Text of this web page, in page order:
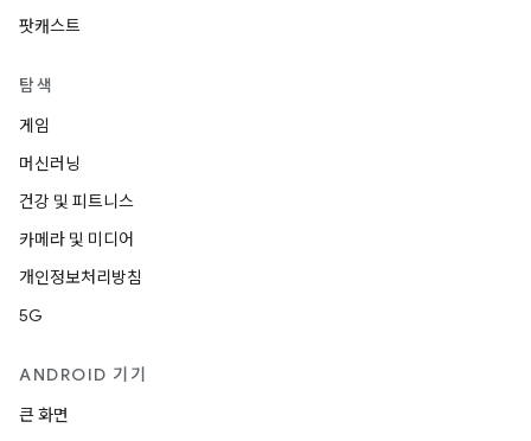
팟캐스트
탐색
게임
머신러닝
건강 및 피트니스
카메라 및 미디어
개인정보처리방침
5G
ANDROID 기기
큰 화면